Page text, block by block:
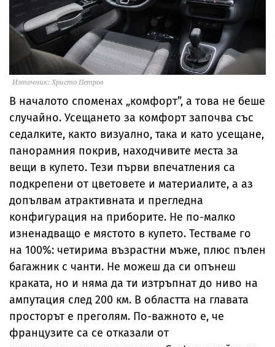
Източник: Христо Петров
В началото споменах „комфорт”, а това не беше
случайно. Усещането за комфорт започва със
седалките, както визуално, така и като усещане,
панорамния покрив, находчивите места за
вещи в купето. Тези първи впечатления са
подкрепени от цветовете и материалите, а аз
допълвам атрактивната и прегледна
конфигурация на приборите. Не по-малко
изненадващо е мястото в купето. Тестваме го
на 100%: четирима възрастни мъже, плюс пълен
багажник с чанти. Не можеш да си опънеш
краката, но и няма да ти изтръпнат до ниво на
ампутация след 200 км. В областта на главата
просторът е преголям. По-важното е, че
французите са се отказали от